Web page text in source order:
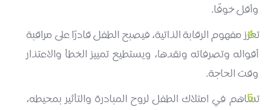
وأقل خوفًا.
تعزز مفهوم الرقابة الذاتية، فيصبح الطفل قادرًا على مراقبة
أقواله وتصرفاته ونقدها، ويستطيع تمييز الخطأ والاعتذار
وقت الحاجة.
تساهم في امتلاك الطفل لروح المبادرة والتأثير بمحيطه،